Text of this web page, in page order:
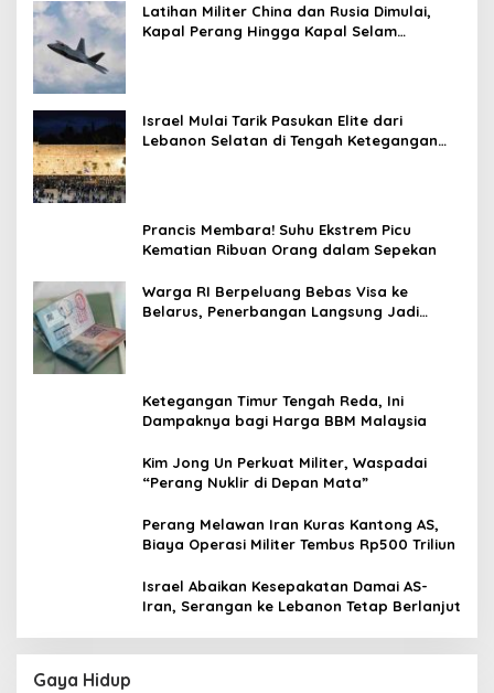
Latihan Militer China dan Rusia Dimulai,
Kapal Perang Hingga Kapal Selam
Israel Mulai Tarik Pasukan Elite dari
Lebanon Selatan di Tengah Ketegangan
Prancis Membara! Suhu Ekstrem Picu
Kematian Ribuan Orang dalam Sepekan
Warga RI Berpeluang Bebas Visa ke
Belarus, Penerbangan Langsung Jadi
Ketegangan Timur Tengah Reda, Ini
Dampaknya bagi Harga BBM Malaysia
Kim Jong Un Perkuat Militer, Waspadai
“Perang Nuklir di Depan Mata”
Perang Melawan Iran Kuras Kantong AS,
Biaya Operasi Militer Tembus Rp500 Triliun
Israel Abaikan Kesepakatan Damai AS-
Iran, Serangan ke Lebanon Tetap Berlanjut
Gaya Hidup